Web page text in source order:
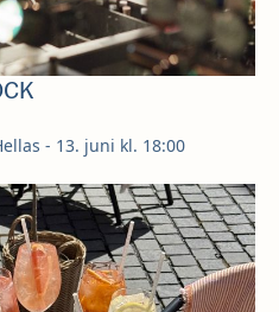
- 13. juni kl. 18:00